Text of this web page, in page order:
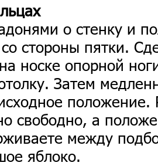
о стенку и
стороны пятки.
носке опорной
Затем
свободно, а
между
яблоко.